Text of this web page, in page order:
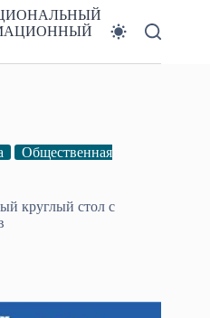
Общественная
круглый стол с